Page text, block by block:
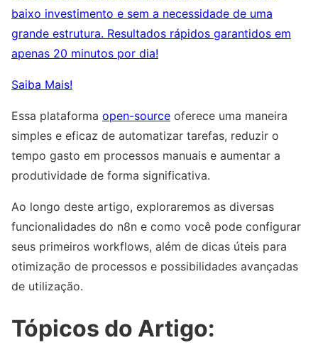
baixo investimento e sem a necessidade de uma
grande estrutura. Resultados rápidos garantidos em
apenas 20 minutos por dia!
Saiba Mais!
Essa plataforma open-source oferece uma maneira
simples e eficaz de automatizar tarefas, reduzir o
tempo gasto em processos manuais e aumentar a
produtividade de forma significativa.
Ao longo deste artigo, exploraremos as diversas
funcionalidades do n8n e como você pode configurar
seus primeiros workflows, além de dicas úteis para
otimização de processos e possibilidades avançadas
de utilização.
Tópicos do Artigo: